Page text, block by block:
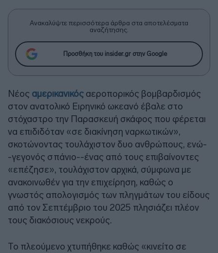
Ανακαλύψτε περισσότερα άρθρα στα αποτελέσματα
αναζήτησης.
Προσθήκη του insider.gr στην Google
Νέος αμερικανικός αεροπορικός βομβαρδισμός
στον ανατολικό Ειρηνικό ωκεανό έβαλε στο
στόχαστρο την Παρασκευή σκάφος που φέρεται
να επιδιδόταν «σε διακίνηση ναρκωτικών»,
σκοτώνοντας τουλάχιστον δυο ανθρώπους, ενώ-
-γεγονός σπάνιο--ένας από τους επιβαίνοντες
«επέζησε», τουλάχιστον αρχικά, σύμφωνα με
ανακοινωθέν για την επιχείρηση, καθώς ο
γνωστός απολογισμός των πληγμάτων του είδους
από τον Σεπτέμβριο του 2025 πλησιάζει πλέον
τους διακόσιους νεκρούς.
Το πλεούμενο χτυπήθηκε καθώς «κινείτο σε